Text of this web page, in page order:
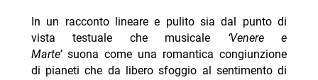
In un racconto lineare e pulito sia dal punto di
vista testuale che musicale ‘Venere e
Marte’ suona come una romantica congiunzione
di pianeti che da libero sfoggio al sentimento di